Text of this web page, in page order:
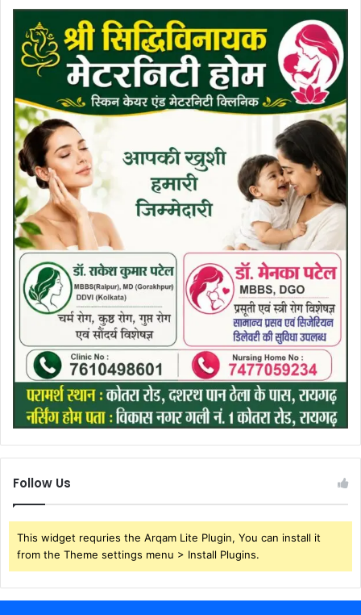
Follow Us
This widget requries the Arqam Lite Plugin, You can install it
from the Theme settings menu > Install Plugins.